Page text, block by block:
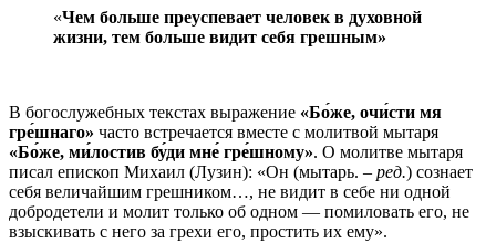
«Чем больше преуспевает человек в духовной
жизни, тем больше видит себя грешным»
В богослужебных текстах выражение «Бо́же, очи́сти мя
гре́шнаго» часто встречается вместе с молитвой мытаря
«Бо́же, ми́лостив бу́ди мне́ гре́шному». О молитве мытаря
писал епископ Михаил (Лузин): «Он (мытарь. – ред.) сознает
себя величайшим грешником…, не видит в себе ни одной
добродетели и молит только об одном — помиловать его, не
взыскивать с него за грехи его, простить их ему».